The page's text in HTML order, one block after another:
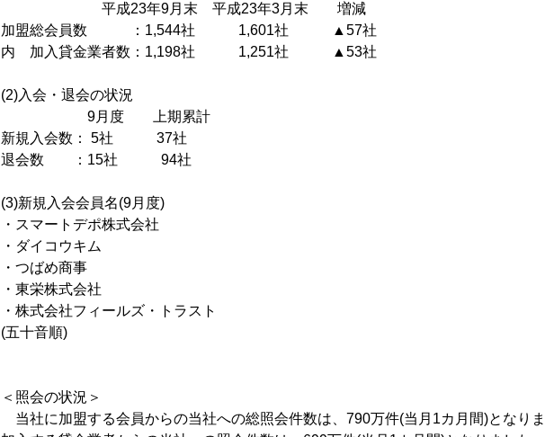
平成23年9月末 平成23年3月末 増減
加盟総会員数 ：1,544社 1,601社 ▲57社
内 加入貸金業者数：1,198社 1,251社 ▲53社
(2)入会・退会の状況
9月度 上期累計
新規入会数： 5社 37社
退会数 ：15社 94社
(3)新規入会会員名(9月度)
・スマートデポ株式会社
・ダイコウキム
・つばめ商事
・東栄株式会社
・株式会社フィールズ・トラスト
(五十音順)
＜照会の状況＞
当社に加盟する会員からの当社への総照会件数は、790万件(当月1カ月間)となり